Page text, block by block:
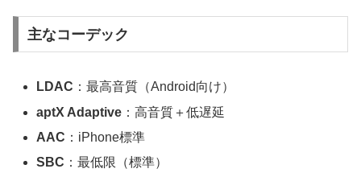
主なコーデック
LDAC ：最高音質（Android向け）
aptX Adaptive ：高音質＋低遅延
AAC ：iPhone標準
SBC ：最低限（標準）